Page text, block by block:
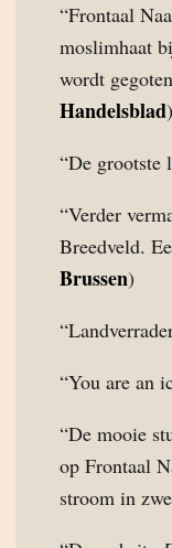
“Frontaal
moslimhaat
wordt
Handelsblad)
“De grootste
“Verder
Breedveld.
Brussen)
“You are an
“De mooie
op Frontaal
stroom in